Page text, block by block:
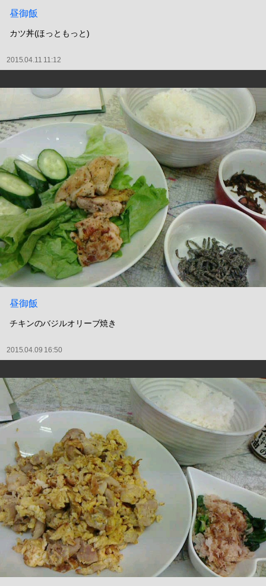
昼御飯
カツ丼(ほっともっと)
2015.04.11 11:12
昼御飯
チキンのバジルオリーブ焼き
2015.04.09 16:50